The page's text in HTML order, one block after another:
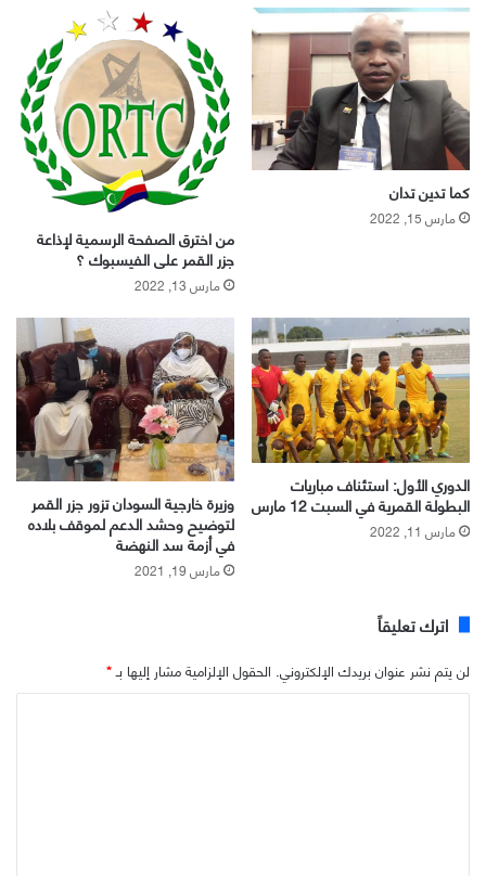
كما تدين تدان
مارس 15, 2022
من اخترق الصفحة الرسمية لإذاعة
جزر القمر على الفيسبوك ؟
مارس 13, 2022
الدوري الأول: استئناف مباريات
البطولة القمرية في السبت 12 مارس
مارس 11, 2022
وزيرة خارجية السودان تزور جزر القمر
لتوضيح وحشد الدعم لموقف بلاده
في أزمة سد النهضة
مارس 19, 2021
اترك تعليقاً
لن يتم نشر عنوان بريدك الإلكتروني. الحقول الإلزامية مشار إليها بـ*